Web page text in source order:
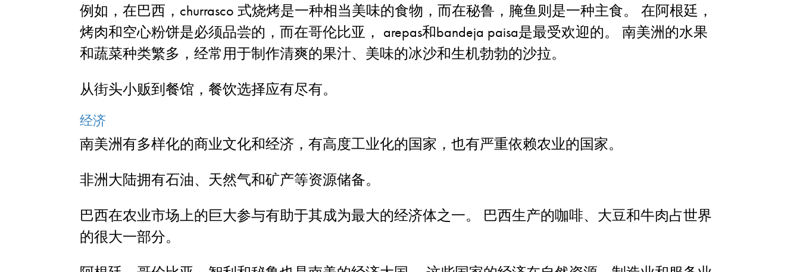
例如，在巴西，churrasco 式烧烤是一种相当美味的食物，而在秘鲁，腌鱼则是一种主食。 在阿根廷，
烤肉和空心粉饼是必须品尝的，而在哥伦比亚， arepas和bandeja paisa是最受欢迎的。 南美洲的水果
和蔬菜种类繁多，经常用于制作清爽的果汁、美味的冰沙和生机勃勃的沙拉。
从街头小贩到餐馆，餐饮选择应有尽有。
经济
南美洲有多样化的商业文化和经济，有高度工业化的国家，也有严重依赖农业的国家。
非洲大陆拥有石油、天然气和矿产等资源储备。
巴西在农业市场上的巨大参与有助于其成为最大的经济体之一。 巴西生产的咖啡、大豆和牛肉占世界
的很大一部分。